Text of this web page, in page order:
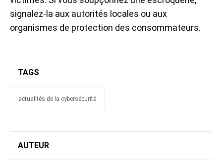
signalez-la aux autorités locales ou aux
organismes de protection des consommateurs.
TAGS
actualités de la cybersécurité
AUTEUR